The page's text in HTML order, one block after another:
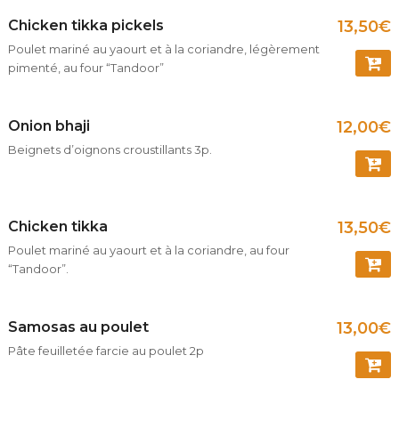
Chicken tikka pickels 13,50€
Poulet mariné au yaourt et à la coriandre, légèrement
pimenté, au four “Tandoor”
Onion bhaji 12,00€
Beignets d’oignons croustillants 3p.
Chicken tikka 13,50€
Poulet mariné au yaourt et à la coriandre, au four
“Tandoor”.
Samosas au poulet 13,00€
Pâte feuilletée farcie au poulet 2p